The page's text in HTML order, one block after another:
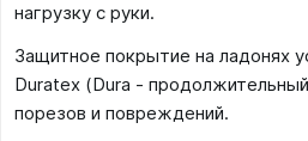
нагрузку с руки.
Защитное покрытие на ладонях
Duratex (Dura -
порезов и повреждений.